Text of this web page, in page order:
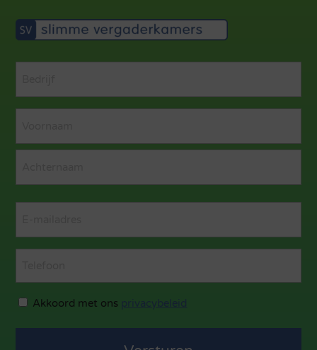
Privacybeledi
Akkoord met ons privacybeleid